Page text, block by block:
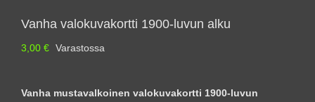
Vanha valokuvakortti 1900-luvun alku
3,00 € Varastossa
Vanha mustavalkoinen valokuvakortti 1900-luvun